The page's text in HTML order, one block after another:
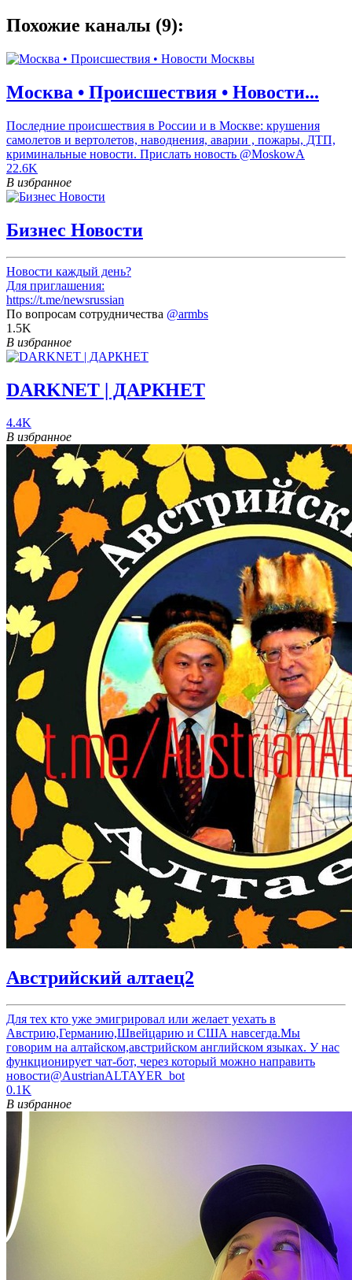
Похожие каналы (9):
Москва • Происшествия • Новости...
Последние происшествия в России и в Москве: крушения
самолетов и вертолетов, наводнения, аварии , пожары, ДТП,
криминальные новости. Прислать новость @MoskowA
22.6K
В избранное
Бизнес Новости
Новости каждый день?
Для приглашения:
https://t.me/newsrussian
По вопросам сотрудничества @armbs
1.5K
В избранное
DARKNET | ДАРКНЕТ
4.4K
В избранное
Австрийский алтаец2
Для тех кто уже эмигрировал или желает уехать в
Австрию,Германию,Швейцарию и США навсегда.Мы
говорим на алтайском,австрийском английском языках. У нас
функционирует чат-бот, через который можно направить
новости@AustrianALTAYER_bot
0.1K
В избранное